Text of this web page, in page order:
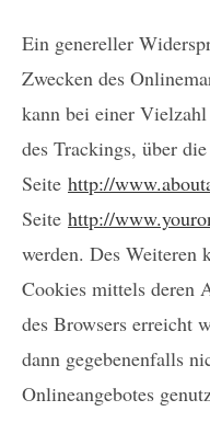
Ein genereller
Zwecken des
kann bei einer
des Trackings, über
Seite http://
Seite http://
werden. Des Weiteren
Cookies mittels deren
des Browsers erreicht
dann gegebenenfalls
Onlineangebotes